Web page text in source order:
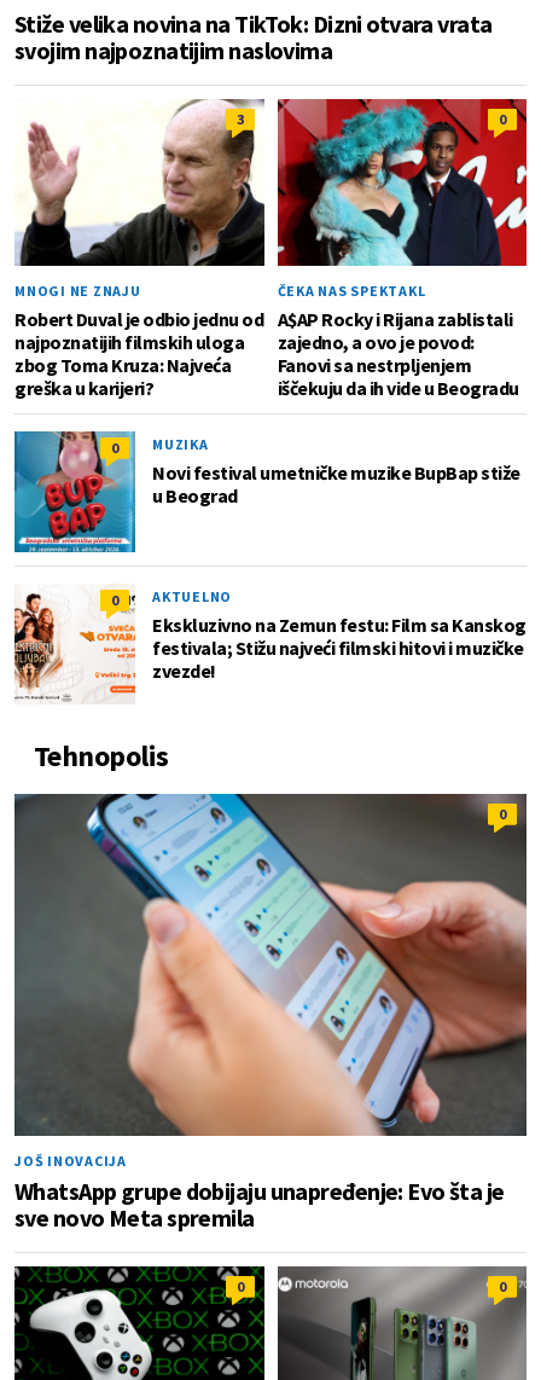
Stiže velika novina na TikTok: Dizni otvara vrata
svojim najpoznatijim naslovima
3
MNOGI NE ZNAJU
Robert Duval je odbio jednu od
najpoznatijih filmskih uloga
zbog Toma Kruza: Najveća
greška u karijeri?
0
ČEKA NAS SPEKTAKL
A$AP Rocky i Rijana zablistali
zajedno, a ovo je povod:
Fanovi sa nestrpljenjem
iščekuju da ih vide u Beogradu
0 MUZIKA
Novi festival umetničke muzike BupBap stiže
u Beograd
0 AKTUELNO
Ekskluzivno na Zemun festu: Film sa Kanskog
festivala; Stižu najveći filmski hitovi i muzičke
zvezde!
Tehnopolis
0
JOŠ INOVACIJA
WhatsApp grupe dobijaju unapređenje: Evo šta je
sve novo Meta spremila
0 0